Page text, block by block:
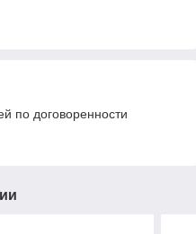
по договоренности